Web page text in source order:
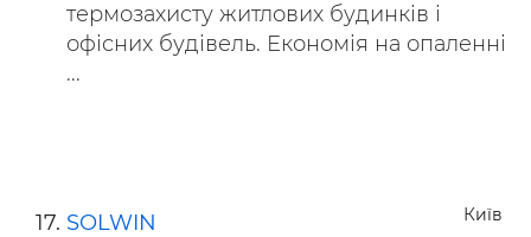
термозахисту житлових будинків і
офісних будівель. Економія на опаленні
...
Київ
SOLWIN